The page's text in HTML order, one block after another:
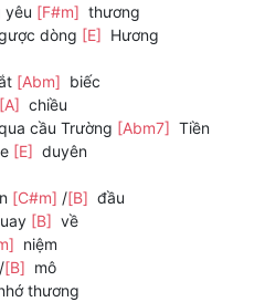
yêu [F#m] thương
dòng [E] Hương
[Abm] biếc
[A] chiều
cầu Trường [Abm7] Tiền
[E] duyên
[C#m] /[B] đầu
[B] về
niệm
/[B] mô
thương